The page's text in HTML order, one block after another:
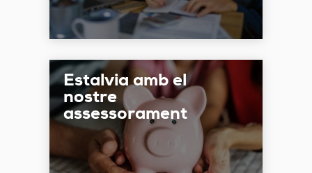
Estalvia amb el
nostre
assessorament